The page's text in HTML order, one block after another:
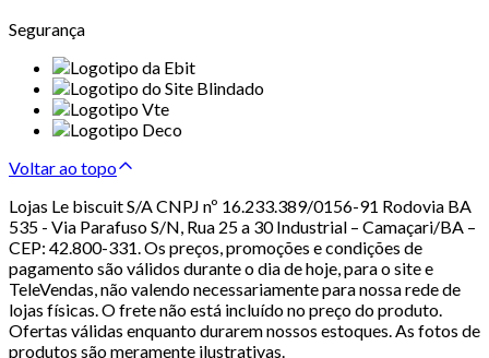
Segurança
Voltar ao topo
Lojas Le biscuit S/A CNPJ nº 16.233.389/0156-91 Rodovia BA
535 - Via Parafuso S/N, Rua 25 a 30 Industrial – Camaçari/BA –
CEP: 42.800-331. Os preços, promoções e condições de
pagamento são válidos durante o dia de hoje, para o site e
TeleVendas, não valendo necessariamente para nossa rede de
lojas físicas. O frete não está incluído no preço do produto.
Ofertas válidas enquanto durarem nossos estoques. As fotos de
produtos são meramente ilustrativas.